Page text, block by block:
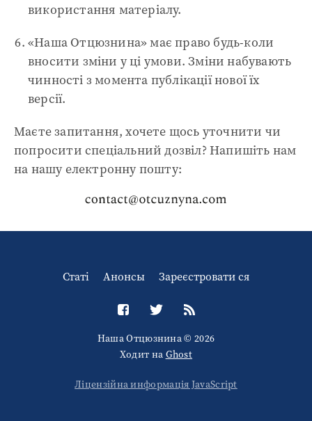
використання матеріалу.
«Наша Отцюзнина» має право будь-коли
вносити зміни у ці умови. Зміни набувають
чинності з момента публікації нової їх
версії.
Маєте запитання, хочете щось уточнити чи
попросити спеціальний дозвіл? Напишіть нам
на нашу електронну пошту:
Статі Анонсы Зареєстровати ся
Наша Отцюзнина © 2026
Ходит на Ghost
Ліцензійна информація JavaScript